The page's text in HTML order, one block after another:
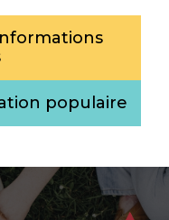
populaire